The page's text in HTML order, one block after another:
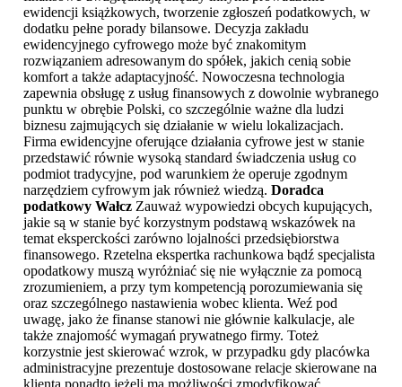
ewidencji książkowych, tworzenie zgłoszeń podatkowych, w
dodatku pełne porady bilansowe. Decyzja zakładu
ewidencyjnego cyfrowego może być znakomitym
rozwiązaniem adresowanym do spółek, jakich cenią sobie
komfort a także adaptacyjność. Nowoczesna technologia
zapewnia obsługę z usług finansowych z dowolnie wybranego
punktu w obrębie Polski, co szczególnie ważne dla ludzi
biznesu zajmujących się działanie w wielu lokalizacjach.
Firma ewidencyjne oferujące działania cyfrowe jest w stanie
przedstawić równie wysoką standard świadczenia usług co
podmiot tradycyjne, pod warunkiem że operuje zgodnym
narzędziem cyfrowym jak również wiedzą. Doradca
podatkowy Wałcz Zauważ wypowiedzi obcych kupujących,
jakie są w stanie być korzystnym podstawą wskazówek na
temat eksperckości zarówno lojalności przedsiębiorstwa
finansowego. Rzetelna ekspertka rachunkowa bądź specjalista
opodatkowy muszą wyróżniać się nie wyłącznie za pomocą
zrozumieniem, a przy tym kompetencją porozumiewania się
oraz szczególnego nastawienia wobec klienta. Weź pod
uwagę, jako że finanse stanowi nie głównie kalkulacje, ale
także znajomość wymagań prywatnego firmy. Toteż
korzystnie jest skierować wzrok, w przypadku gdy placówka
administracyjne prezentuje dostosowane relacje skierowane na